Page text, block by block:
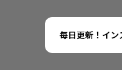
毎日更新！イン